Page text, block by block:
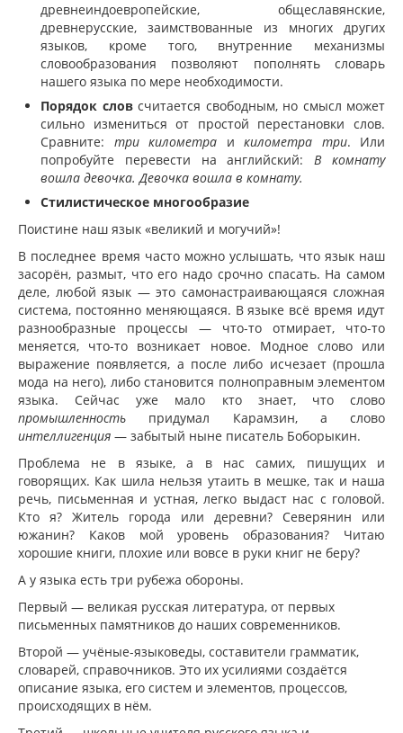
древнеиндоевропейские, общеславянские,
древнерусские, заимствованные из многих других
языков, кроме того, внутренние механизмы
словообразования позволяют пополнять словарь
нашего языка по мере необходимости.
Порядок словсчитается свободным, но смысл может
сильно измениться от простой перестановки слов.
Сравните: три километра и километра три. Или
попробуйте перевести на английский:В комнату
вошла девочка. Девочка вошла в комнату.
Стилистическое многообразие
Поистине наш язык «великий и могучий»!
В последнее время часто можно услышать, что язык наш
засорён, размыт, что его надо срочно спасать. На самом
деле, любой язык — это самонастраивающаяся сложная
система, постоянно меняющаяся. В языке всё время идут
разнообразные процессы — что-то отмирает, что-то
меняется, что-то возникает новое. Модное слово или
выражение появляется, а после либо исчезает (прошла
мода на него), либо становится полноправным элементом
языка. Сейчас уже мало кто знает, что слово
промышленность придумал Карамзин, а слово
интеллигенция — забытый ныне писатель Боборыкин.
Проблема не в языке, а в нас самих, пишущих и
говорящих. Как шила нельзя утаить в мешке, так и наша
речь, письменная и устная, легко выдаст нас с головой.
Кто я? Житель города или деревни? Северянин или
южанин? Каков мой уровень образования? Читаю
хорошие книги, плохие или вовсе в руки книг не беру?
А у языка есть три рубежа обороны.
Первый — великая русская литература, от первых
письменных памятников до наших современников.
Второй — учёные-языковеды, составители грамматик,
словарей, справочников. Это их усилиями создаётся
описание языка, его систем и элементов, процессов,
происходящих в нём.